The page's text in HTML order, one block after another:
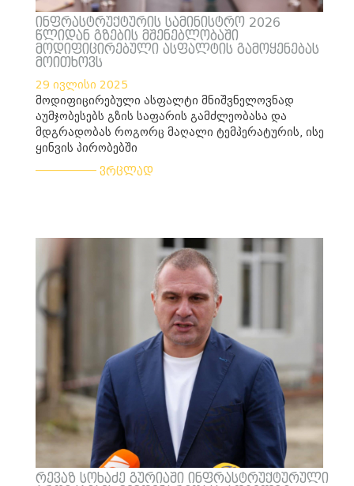
ინფრასტრუქტურის სამინისტრო 2026
წლიდან გზების მშენებლობაში
მოდიფიცირებული ასფალტის გამოყენებას
მოითხოვს
29 ივლისი 2025
მოდიფიცირებული ასფალტი მნიშვნელოვნად
აუმჯობესებს გზის საფარის გამძლეობასა და
მდგრადობას როგორც მაღალი ტემპერატურის, ისე
ყინვის პირობებში
ვრცლად
რევაზ სოხაძე გურიაში ინფრასტრუქტურული